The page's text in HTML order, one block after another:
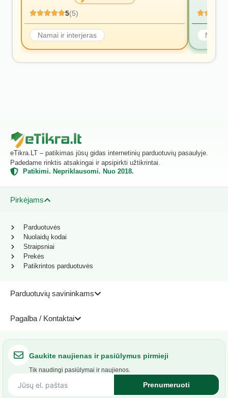
5(5)
Namai ir interjeras
eTikra.LT – patikimas jūsų gidas internetinių parduotuvių pasaulyje.
Padedame rinktis atsakingai ir apsipirkti užtikrintai.
Patikimi. Nepriklausomi. Nuo 2018.
Pirkėjams
Parduotuvių savininkams
Pagalba / Kontaktai
Parduotuvės
Nuolaidų kodai
Straipsniai
Prekės
Patikrintos parduotuvės
Gaukite naujienas ir pasiūlymus pirmieji
Tik naudingi pasiūlymai ir naujienos.
Prenumeruoti